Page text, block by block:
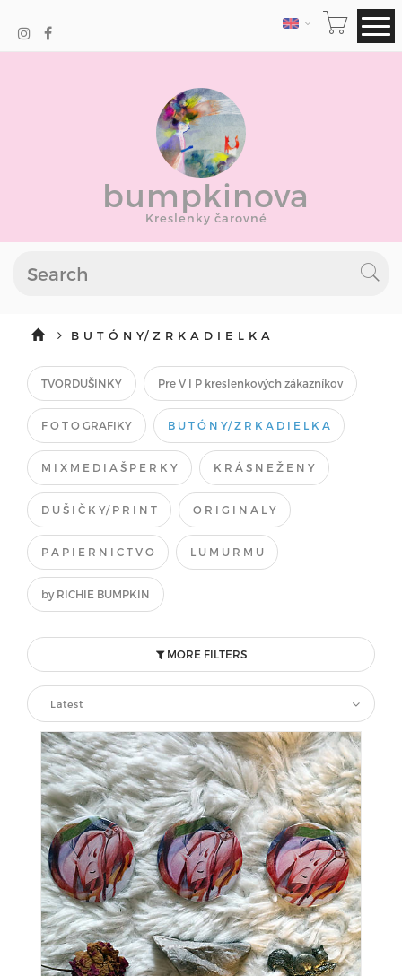
LANGUAGE
bumpkinova
Kreslenky čarovné
B U T Ó N Y/ Z R K A D I E L K A
TVORDUŠINKY Pre V I P kreslenkových zákazníkov
F O T O GRAFIKY B U T Ó N Y/ Z R K A D I E L K A
M I X M E D I A Š P E R K Y K R Á S N E Ž E N Y
D U Š I Č K Y/ P R I N T O R I G I N A L Y
P A P I E R N I C T V O L U M U R M U
by RICHIE BUMPKIN
MORE FILTERS
Latest